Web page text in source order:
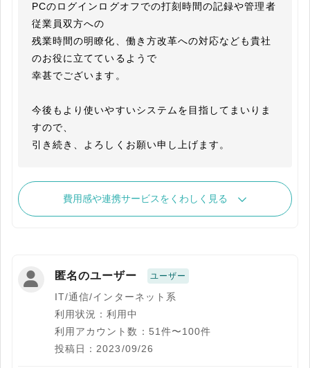
PCのログインログオフでの打刻時間の記録や管理者
従業員双方への
残業時間の明瞭化、働き方改革への対応なども貴社
のお役に立てているようで
幸甚でございます。
今後もより使いやすいシステムを目指してまいりま
すので、
引き続き、よろしくお願い申し上げます。
費用感や連携サービスをくわしく見る
匿名のユーザー ユーザー
IT/通信/インターネット系
利用状況：利用中
利用アカウント数：51件〜100件
投稿日：2023/09/26